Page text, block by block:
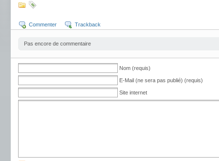
Commenter Trackback
Pas encore de commentaire
Nom (requis)
E-Mail (ne sera pas publié) (requis)
Site internet